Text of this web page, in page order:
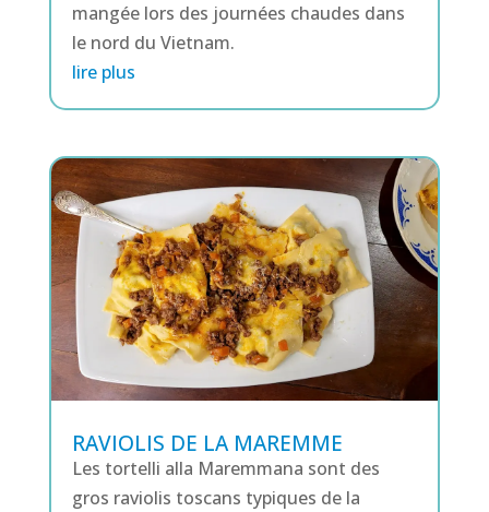
mangée lors des journées chaudes dans
le nord du Vietnam.
lire plus
RAVIOLIS DE LA MAREMME
Les tortelli alla Maremmana sont des
gros raviolis toscans typiques de la